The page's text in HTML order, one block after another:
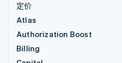
定价
Atlas
Authorization Boost
Billing